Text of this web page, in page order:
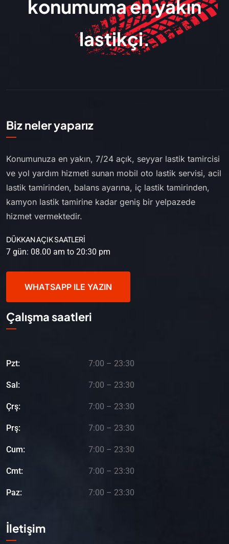
konumuma en yakın
lastikçi.
Biz neler yaparız
Konumunuza en yakın, 7/24 açık, seyyar lastik tamircisi
ve yol yardım hizmeti sunan mobil oto lastik servisi, acil
lastik tamirinden, balans ayarına, iç lastik tamirinden,
kamyon lastik tamirine kadar geniş bir yelpazede
hizmet vermektedir.
DÜKKAN AÇIK SAATLERİ
7 gün: 08.00 am to 20:30 pm
WHATSAPP ILE YAZIN
Çalışma saatleri
Pzt: 7:00 – 23:30
Sal: 7:00 – 23:30
Çrş: 7:00 – 23:30
Prş: 7:00 – 23:30
Cum: 7:00 – 23:30
Cmt: 7:00 – 23:30
Paz: 7:00 – 23:30
İletişim